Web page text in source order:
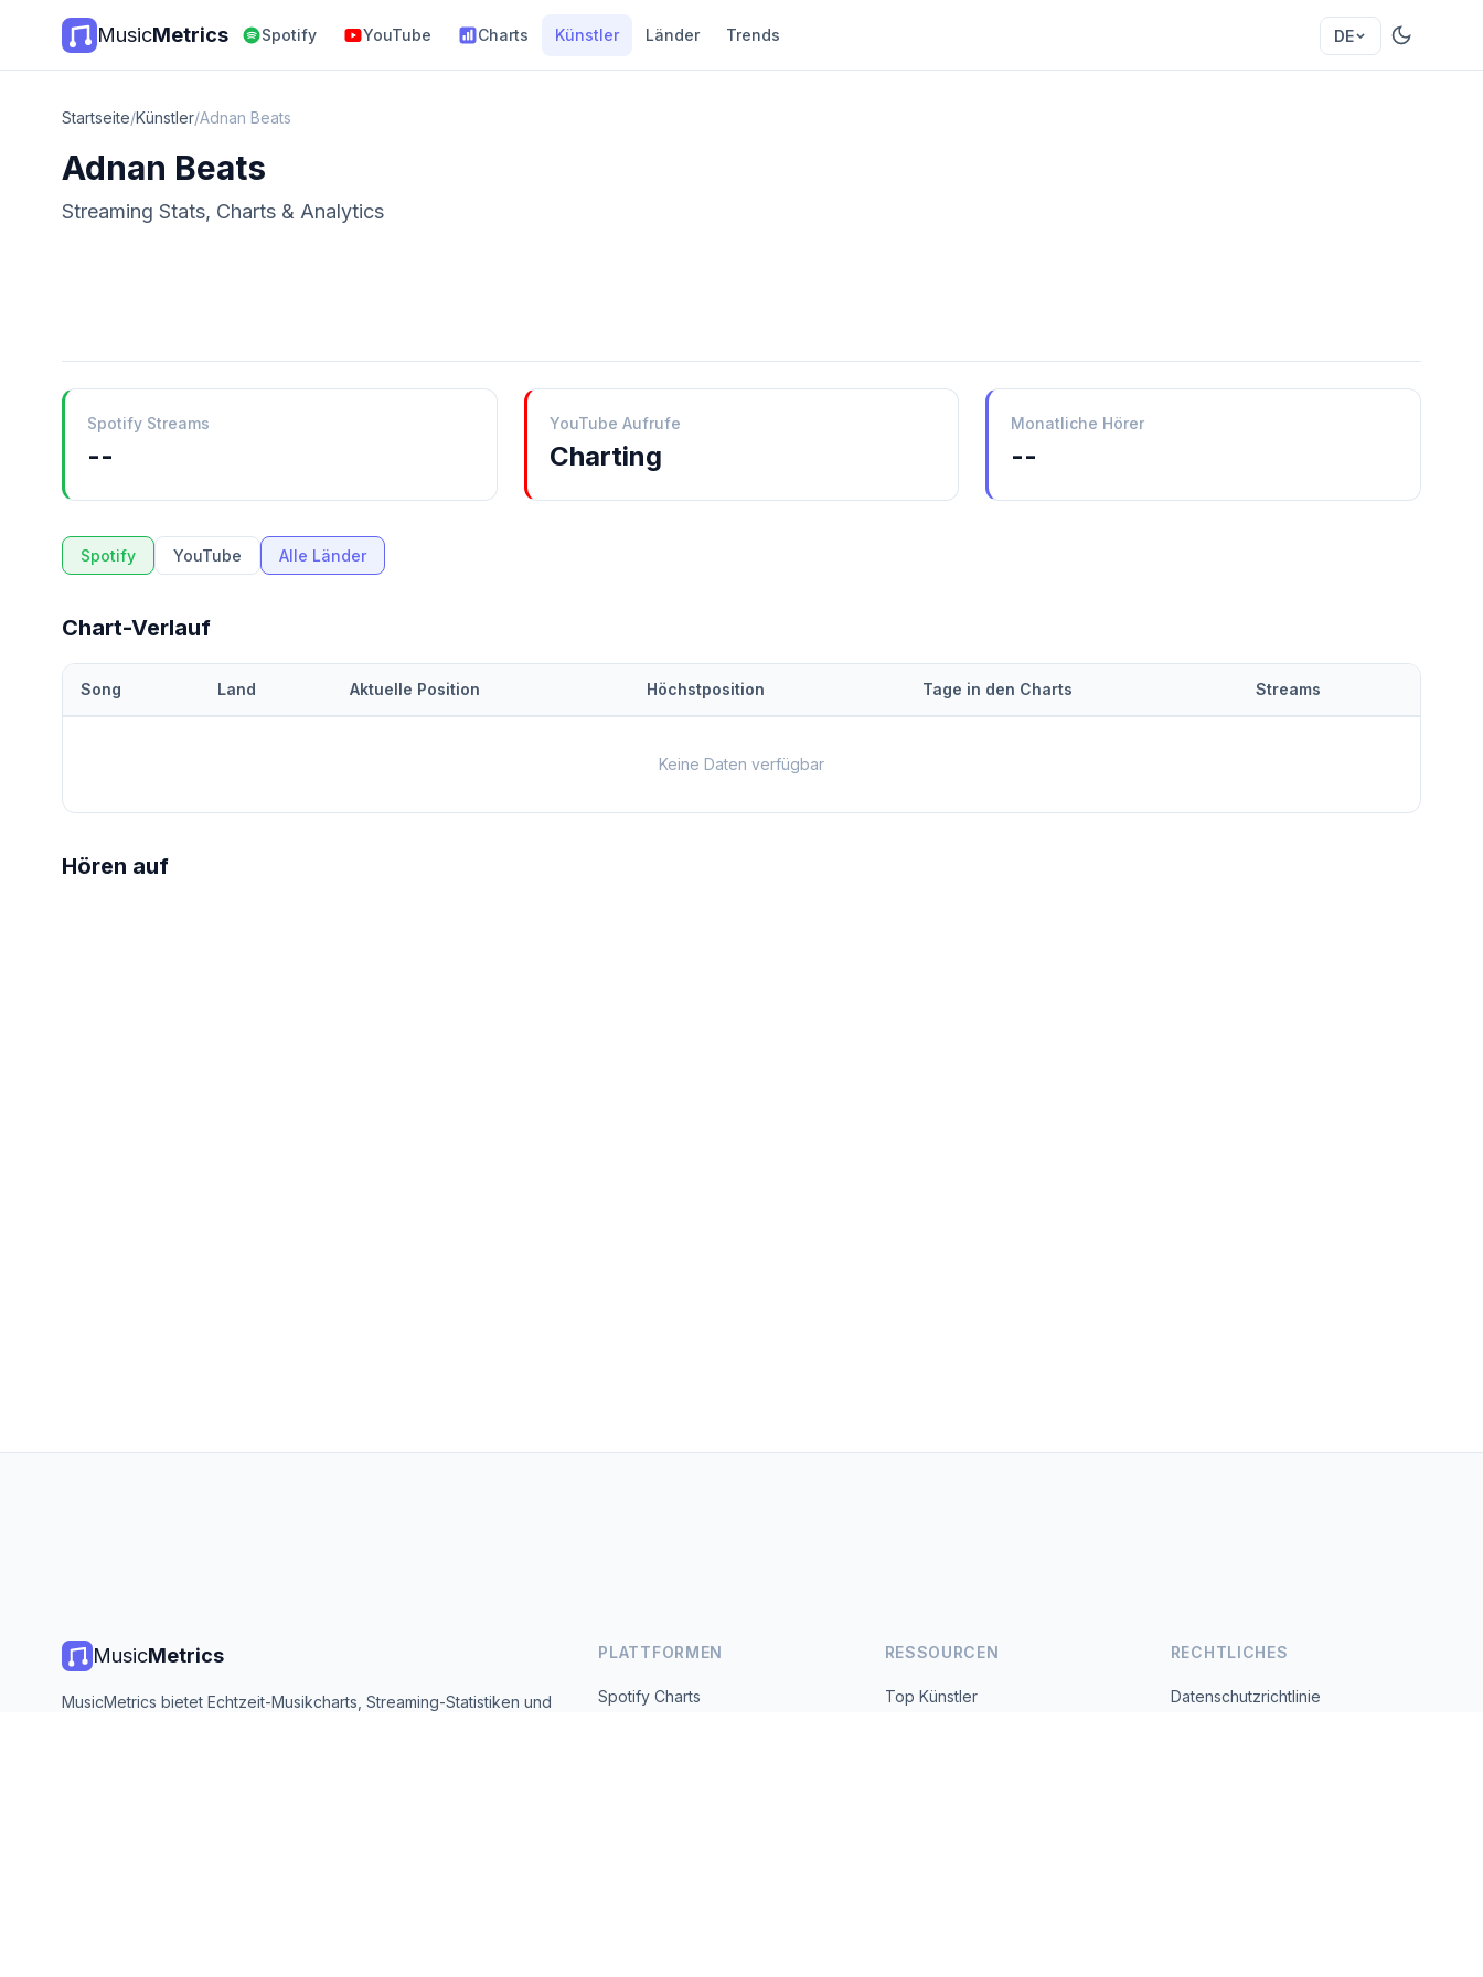
MusicMetrics Spotify YouTube Charts Künstler Länder Trends DE
Startseite/Künstler/Adnan Beats
Adnan Beats
Streaming Stats, Charts & Analytics
Spotify Streams
--
YouTube Aufrufe
Charting
Monatliche Hörer
--
Spotify YouTube Alle Länder
Chart-Verlauf
Song Land Aktuelle Position Höchstposition Tage in den Charts Streams
Keine Daten verfügbar
Hören auf
MusicMetrics
MusicMetrics bietet Echtzeit-Musikcharts, Streaming-Statistiken und
PLATTFORMEN
Spotify Charts
RESSOURCEN
Top Künstler
RECHTLICHES
Datenschutzrichtlinie